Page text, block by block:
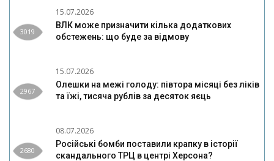
3019
15.07.2026
ВЛК може призначити кілька додаткових
обстежень: що буде за відмову
2967
15.07.2026
Олешки на межі голоду: півтора місяці без ліків
та їжі, тисяча рублів за десяток яєць
2680
08.07.2026
Російські бомби поставили крапку в історії
скандального ТРЦ в центрі Херсона?